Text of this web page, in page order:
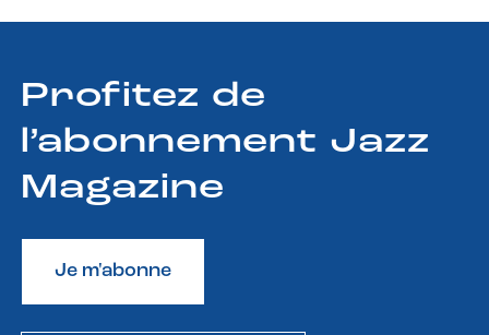
Profitez de
l’abonnement Jazz
Magazine
Je m'abonne